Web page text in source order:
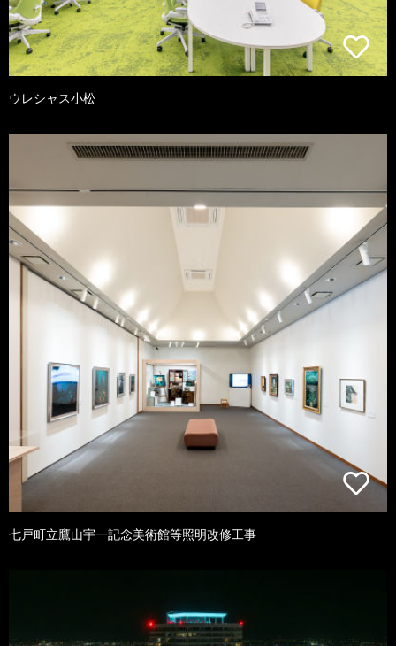
ウレシャス小松
七戸町立鷹山宇一記念美術館等照明改修工事